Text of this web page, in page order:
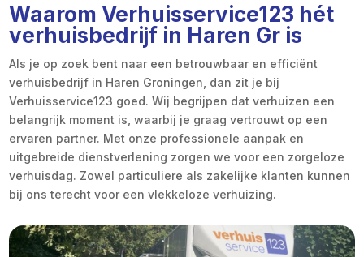
Waarom Verhuisservice123 hét
verhuisbedrijf in Haren Gr is
Als je op zoek bent naar een betrouwbaar en efficiënt
verhuisbedrijf in Haren Groningen, dan zit je bij
Verhuisservice123 goed. Wij begrijpen dat verhuizen een
belangrijk moment is, waarbij je graag vertrouwt op een
ervaren partner. Met onze professionele aanpak en
uitgebreide dienstverlening zorgen we voor een zorgeloze
verhuisdag. Zowel particuliere als zakelijke klanten kunnen
bij ons terecht voor een vlekkeloze verhuizing.